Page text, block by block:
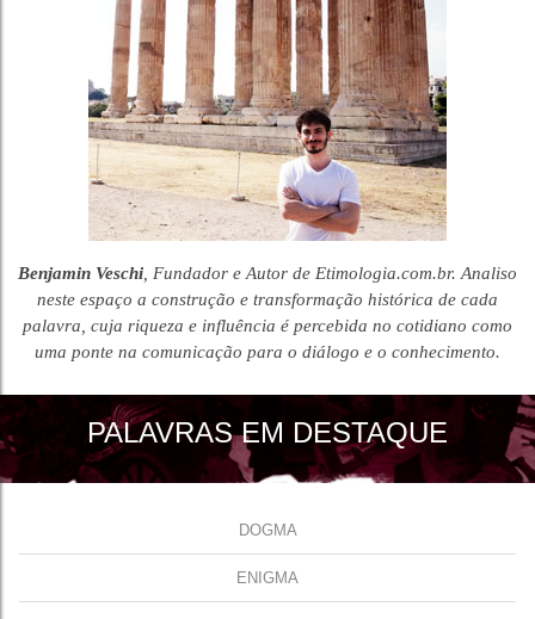
Benjamin Veschi , Fundador e Autor de Etimologia.com.br. Analiso
neste espaço a construção e transformação histórica de cada
palavra, cuja riqueza e influência é percebida no cotidiano como
uma ponte na comunicação para o diálogo e o conhecimento.
PALAVRAS EM DESTAQUE
DOGMA
ENIGMA